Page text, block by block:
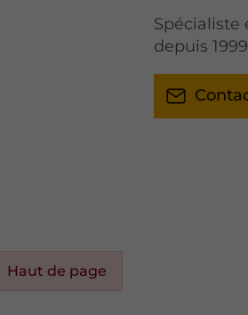
Spécialiste
depuis 1999
Haut de page